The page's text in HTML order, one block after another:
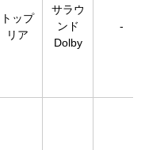
トップ
リア
サラウ
ンド
Dolby
-